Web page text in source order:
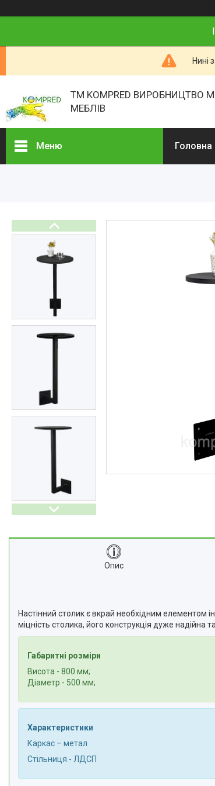
Нині
ТМ KOMPRED ВИРОБНИЦТВО
МЕБЛІВ
Меню
Презентації
Реєстраційні документи
Головна
Опис
Настінний столик є вкрай необхідним елементом
міцність столика, його конструкція дуже надійна
Габаритні розміри
Висота - 800 мм;
Діаметр - 500 мм;
Характеристики
Каркас – метал
Стільниця - ЛДСП